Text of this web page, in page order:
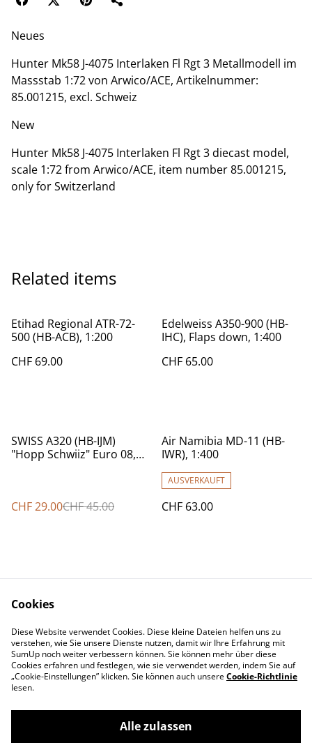
Neues
Hunter Mk58 J-4075 Interlaken Fl Rgt 3 Metallmodell im
Massstab 1:72 von Arwico/ACE, Artikelnummer:
85.001215, excl. Schweiz
New
Hunter Mk58 J-4075 Interlaken Fl Rgt 3 diecast model,
scale 1:72 from Arwico/ACE, item number 85.001215,
only for Switzerland
Related items
Etihad Regional ATR-72-
500 (HB-ACB), 1:200
CHF 69.00
Edelweiss A350-900 (HB-
IHC), Flaps down, 1:400
CHF 65.00
%
SWISS A320 (HB-IJM)
"Hopp Schwiiz" Euro 08,
CHF 29.00CHF 45.00
Air Namibia MD-11 (HB-
IWR), 1:400
AUSVERKAUFT
CHF 63.00
Contact Us
Legal Terms
Privacy Policy
Cookie Policy
Cookies
Diese Website verwendet Cookies. Diese kleine Dateien helfen uns zu
verstehen, wie Sie unsere Dienste nutzen, damit wir Ihre Erfahrung mit
SumUp noch weiter verbessern können. Sie können mehr über diese
Cookies erfahren und festlegen, wie sie verwendet werden, indem Sie auf
„Cookie-Einstellungen” klicken. Sie können auch unsereCookie-Richtlinie
lesen.
Alle zulassen